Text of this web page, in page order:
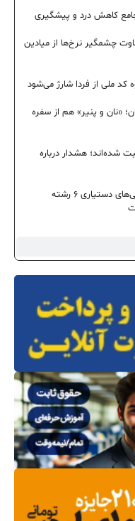
جامع کاهش درد و پیشگیری
چشمگیر نرخ‌ها از میادین
کد ملی از فردا شارژ می‌شود
«نان و پنیر» هم از سفره
ثبت شده‌اند؛ هشدار درباره
هشدار درباره آینده پزشکی ایران؛ صندلی‌های دستیاری ۶ رشته